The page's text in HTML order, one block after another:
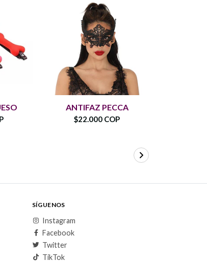
ANTIFAZ PECCA
$22.000 COP
SÍGUENOS
Instagram
Facebook
Twitter
TikTok